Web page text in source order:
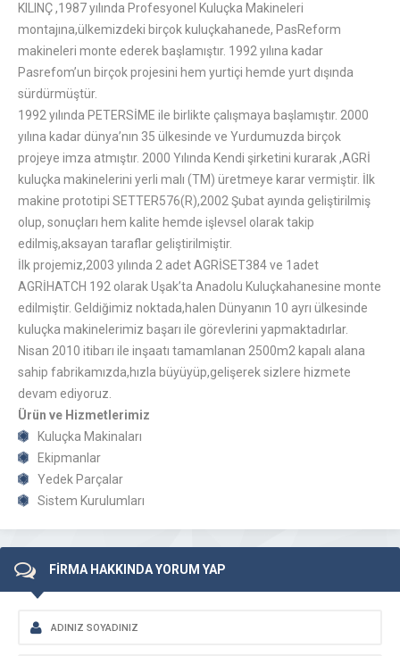
KILINÇ ,1987 yılında Profesyonel Kuluçka Makineleri
montajına,ülkemizdeki birçok kuluçkahanede, PasReform
makineleri monte ederek başlamıştır. 1992 yılına kadar
Pasrefom’un birçok projesini hem yurtiçi hemde yurt dışında
sürdürmüştür.
1992 yılında PETERSİME ile birlikte çalışmaya başlamıştır. 2000
yılına kadar dünya’nın 35 ülkesinde ve Yurdumuzda birçok
projeye imza atmıştır. 2000 Yılında Kendi şirketini kurarak ,AGRİ
kuluçka makinelerini yerli malı (TM) üretmeye karar vermiştir. İlk
makine prototipi SETTER576(R),2002 Şubat ayında geliştirilmiş
olup, sonuçları hem kalite hemde işlevsel olarak takip
edilmiş,aksayan taraflar geliştirilmiştir.
İlk projemiz,2003 yılında 2 adet AGRİSET384 ve 1adet
AGRİHATCH 192 olarak Uşak’ta Anadolu Kuluçkahanesine monte
edilmiştir. Geldiğimiz noktada,halen Dünyanın 10 ayrı ülkesinde
kuluçka makinelerimiz başarı ile görevlerini yapmaktadırlar.
Nisan 2010 itibarı ile inşaatı tamamlanan 2500m2 kapalı alana
sahip fabrikamızda,hızla büyüyüp,gelişerek sizlere hizmete
devam ediyoruz.
Ürün ve Hizmetlerimiz
Kuluçka Makinaları
Ekipmanlar
Yedek Parçalar
Sistem Kurulumları
FİRMA HAKKINDA YORUM YAP